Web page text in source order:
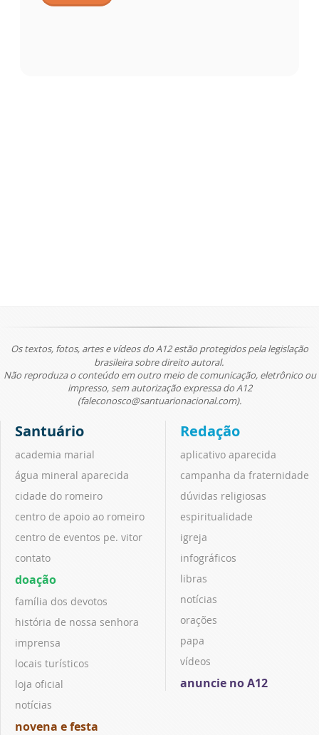
Os textos, fotos, artes e vídeos do A12 estão protegidos pela legislação
brasileira sobre direito autoral.
Não reproduza o conteúdo em outro meio de comunicação, eletrônico ou
impresso, sem autorização expressa do A12
(faleconosco@santuarionacional.com).
Santuário
academia marial
água mineral aparecida
cidade do romeiro
centro de apoio ao romeiro
centro de eventos pe. vitor
contato
doação
família dos devotos
história de nossa senhora
imprensa
locais turísticos
loja oficial
notícias
novena e festa
Redação
aplicativo aparecida
campanha da fraternidade
dúvidas religiosas
espiritualidade
igreja
infográficos
libras
notícias
orações
papa
vídeos
anuncie no A12